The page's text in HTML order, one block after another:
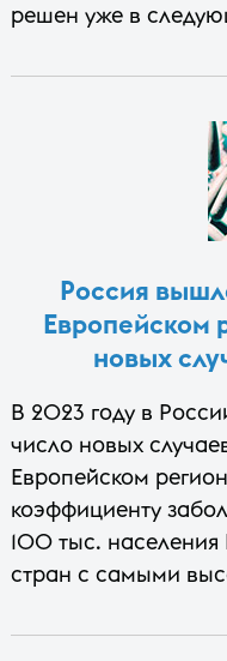
решен уже в
Россия
Европейском
новых
В 2023 году в
число новых
Европейском
коэффициенту
100 тыс. населения
стран с самыми